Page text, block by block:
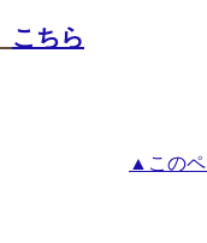
こちら
▲この